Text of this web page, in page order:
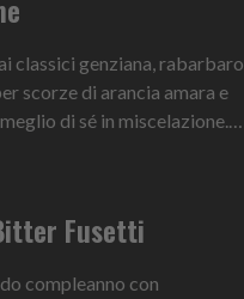
classici genziana, rabarbaro
scorze di arancia amara e
di sé in miscelazione.
Fusetti
compleanno con